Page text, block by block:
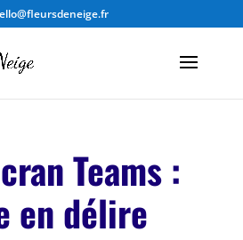
Teams :
en délire